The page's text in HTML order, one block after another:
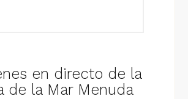
en directo de la
de la Mar Menuda